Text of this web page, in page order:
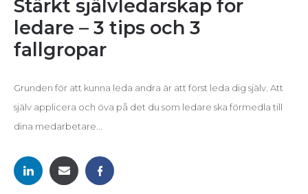
Stärkt självledarskap för
ledare – 3 tips och 3
fallgropar
Grunden för att kunna leda andra är att först leda dig själv. Att
själv applicera och öva på det du som ledare ska förmedla till
dina medarbetare...